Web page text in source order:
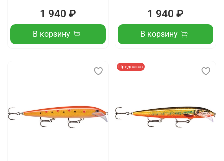
1 940 ₽
В корзину
1 940 ₽
В корзину
Предзаказ